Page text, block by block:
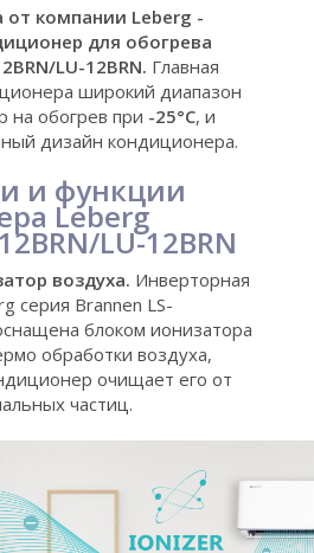
от компании Leberg -
для обогрева
LU-12BRN. Главная
широкий диапазон
на обогрев при -25°C, и
дизайн кондиционера.
и функции
Leberg
LU-12BRN
воздуха. Инверторная
серия Brannen LS-
блоком ионизатора
обработки воздуха,
очищает его от
частиц.